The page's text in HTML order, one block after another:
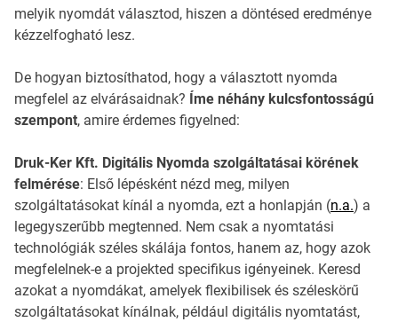
melyik nyomdát választod, hiszen a döntésed eredménye
kézzelfogható lesz.
De hogyan biztosíthatod, hogy a választott nyomda
megfelel az elvárásaidnak? Íme néhány kulcsfontosságú
szempont, amire érdemes figyelned:
Druk-Ker Kft. Digitális Nyomda szolgáltatásai körének
felmérése: Első lépésként nézd meg, milyen
szolgáltatásokat kínál a nyomda, ezt a honlapján (n.a.) a
legegyszerűbb megtenned. Nem csak a nyomtatási
technológiák széles skálája fontos, hanem az, hogy azok
megfelelnek-e a projekted specifikus igényeinek. Keresd
azokat a nyomdákat, amelyek flexibilisek és széleskörű
szolgáltatásokat kínálnak, például digitális nyomtatást,